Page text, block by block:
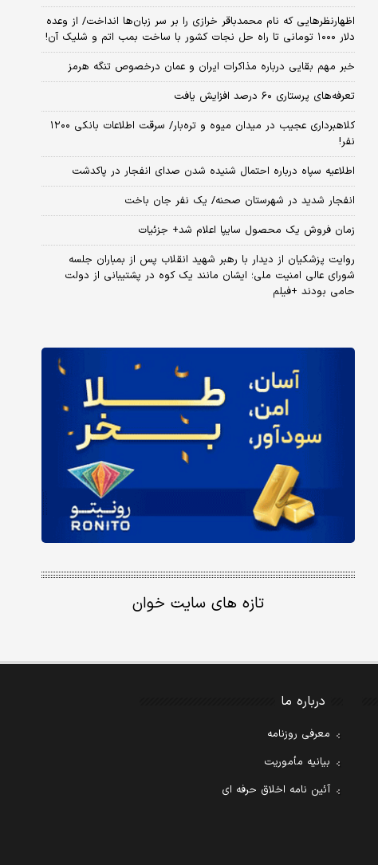
اظهارنظرهایی که نام محمدباقر خرازی را بر سر زبان‌ها انداخت/ از وعده
دلار ۱۰۰۰ تومانی تا راه حل نجات کشور با ساخت بمب اتم و شلیک آن!
خبر مهم بقایی درباره مذاکرات ایران و عمان درخصوص تنگه هرمز
تعرفه‌های پرستاری ۶۰ درصد افزایش یافت
کلاهبرداری عجیب در میدان میوه و تره‌بار/ سرقت اطلاعات بانکی ۱۲۰۰
نفر!
اطلاعیه سپاه درباره احتمال شنیده شدن صدای انفجار در پاکدشت
انفجار شدید در شهرستان صحنه/ یک نفر جان باخت
زمان فروش یک محصول سایپا اعلام شد+ جزئیات
روایت پزشکیان از دیدار با رهبر شهید انقلاب پس از بمباران جلسه
شورای عالی امنیت ملی؛ ایشان مانند یک کوه در پشتیبانی از دولت
حامی بودند +فیلم
تازه های سایت خوان
درباره ما
معرفی روزنامه
بیانیه مأموریت
آئین نامه اخلاق حرفه ای